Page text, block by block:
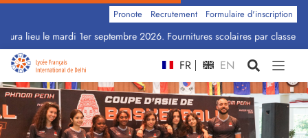
lieu le mardi 1er septembre 2026. Fournitures scolaires par classe :
Pronote Recrutement Formulaire d'inscription
FR EN